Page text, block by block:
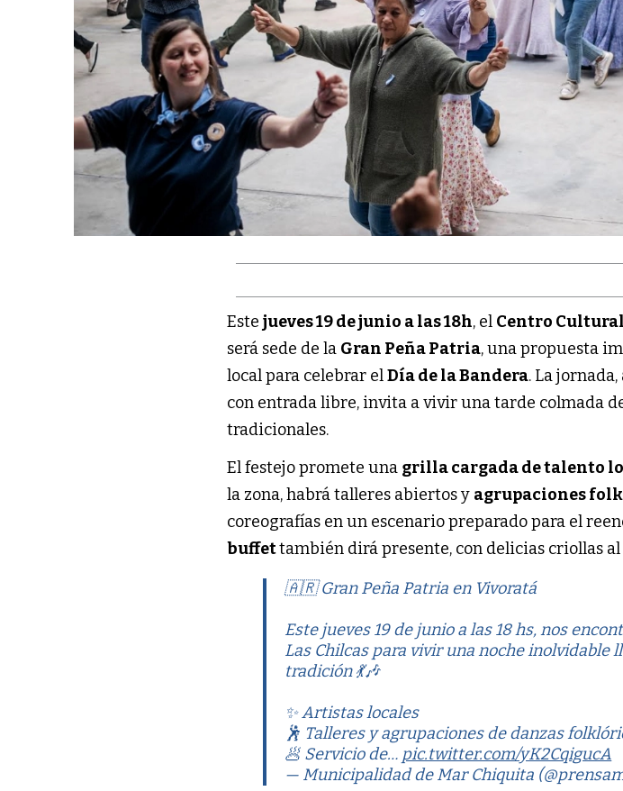
Estejueves 19 de junio a las 18h, el Centro
será sede de la Gran Peña Patria, una propuesta
local para celebrar elDía de la Bandera. La
con entrada libre, invita a vivir una tarde colmada
tradicionales.
El festejo promete una grilla cargada de talento
la zona, habrá talleres abiertos y agrupaciones
coreografías en un escenario preparado para el
buffettambién dirá presente, con delicias criollas al
🇦🇷 Gran Peña Patria en Vivoratá
Este jueves 19 de junio a las 18 hs, nos
Las Chilcas para vivir una noche inolvidable
tradición 💃🎶
✨ Artistas locales
🕺 Talleres y agrupaciones de danzas
🥟 Servicio de… pic.twitter.com/yK2CqigucA
— Municipalidad de Mar Chiquita